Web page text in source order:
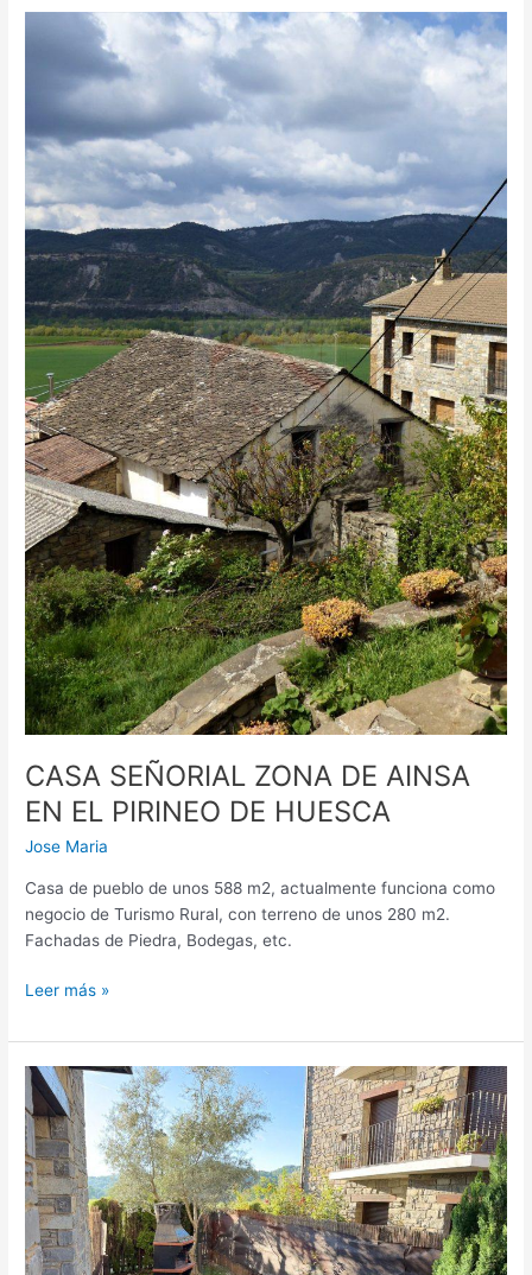
CASA SEÑORIAL ZONA DE AINSA
EN EL PIRINEO DE HUESCA
Jose Maria
Casa de pueblo de unos 588 m2, actualmente funciona como
negocio de Turismo Rural, con terreno de unos 280 m2.
Fachadas de Piedra, Bodegas, etc.
SEÑORIAL
EN
EL
PIRINEO
DE
HUESCA
Leer más »
APARTAMENTO
CON
JARDIN
EN
MARGUDGUED
ZONA
BOLTAÑA
PIRINEO